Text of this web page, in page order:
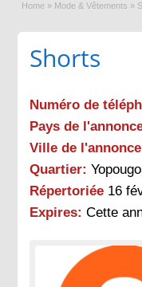
Home » Mode & Vêtements »
Shorts
Numéro de
Pays de
Ville de
Quartier:
Répertoriée 16
Expires: Cette